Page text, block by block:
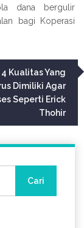
dana bergulir
bagi Koperasi
4 Kualitas Yang
Dimiliki Agar
Seperti Erick
Thohir